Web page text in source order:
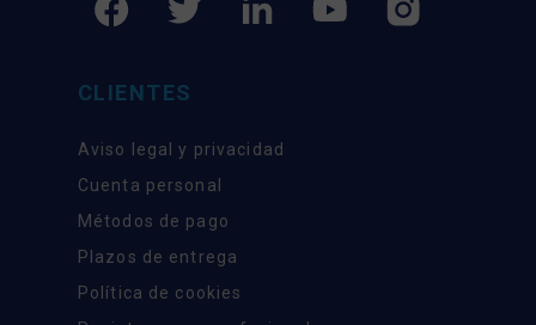
CLIENTES
Aviso legal y privacidad
Cuenta personal
Métodos de pago
Plazos de entrega
Política de cookies